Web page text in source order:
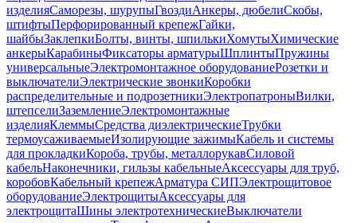
изделияСаморезы, шурупыГвоздиАнкеры, дюбелиСкобы,
штифтыПерфорированный крепежГайки,
шайбыЗаклепкиБолты, винты, шпилькиХомутыХимические
анкерыКарабиныФиксаторы арматурыШплинтыПружины
универсальныеЭлектромонтажное оборудованиеРозетки и
выключателиЭлектрические звонкиКоробки
распределительные и подрозетникиЭлектропатроныВилки,
штепселиЗаземлениеЭлектромонтажные
изделияКлеммыСредства диэлектрическиеТрубки
термоусаживаемыеИзолирующие зажимыКабель и системы
для прокладкиКороба, трубы, металлорукавСиловой
кабельНаконечники, гильзы кабельныеАксессуары для труб,
коробовКабельный крепежАрматура СИПЭлектрощитовое
оборудованиеЭлектрощитыАксессуары для
электрощитаШины электротехническиеВыключатели